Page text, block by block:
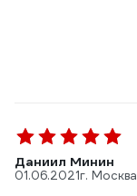
Даниил Минин
01.06.2021г. Москва